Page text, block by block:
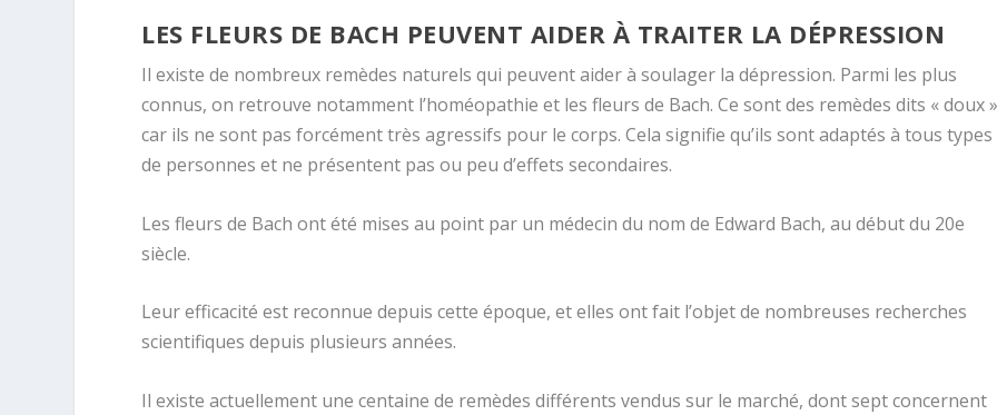
LES FLEURS DE BACH PEUVENT AIDER À TRAITER LA DÉPRESSION
Il existe de nombreux remèdes naturels qui peuvent aider à soulager la dépression. Parmi les plus
connus, on retrouve notamment l’homéopathie et les fleurs de Bach. Ce sont des remèdes dits « doux
car ils ne sont pas forcément très agressifs pour le corps. Cela signifie qu’ils sont adaptés à tous types
de personnes et ne présentent pas ou peu d’effets secondaires.
Les fleurs de Bach ont été mises au point par un médecin du nom de Edward Bach, au début du 20e
siècle.
Leur efficacité est reconnue depuis cette époque, et elles ont fait l’objet de nombreuses recherches
scientifiques depuis plusieurs années.
Il existe actuellement une centaine de remèdes différents vendus sur le marché, dont sept concernent